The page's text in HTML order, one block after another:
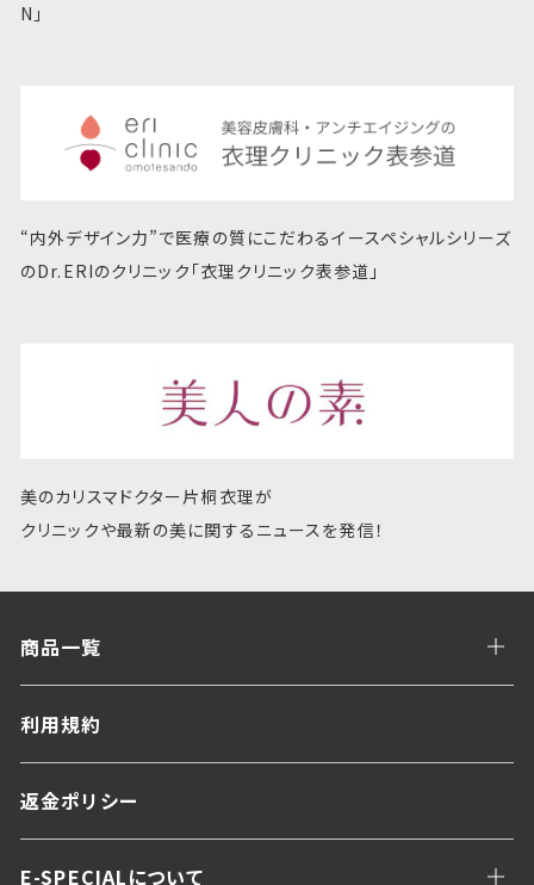
N」
“内外デザイン力”で医療の質にこだわるイースペシャルシリーズ
のDr.ERIのクリニック「衣理クリニック表参道」
美のカリスマドクター片桐衣理が
クリニックや最新の美に関するニュースを発信！
商品一覧
利用規約
返金ポリシー
E-SPECIALについて